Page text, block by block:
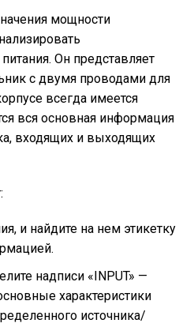
мощности
Он представляет
с двумя проводами для
всегда имеется
вся основная информация
входящих и выходящих
и найдите на нем этикетку
надписи «INPUT» —
характеристики
источника/